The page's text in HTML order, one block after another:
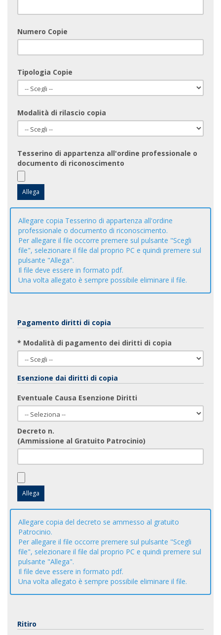
Numero Copie
Tipologia Copie
Modalità di rilascio copia
Tesserino di appartenza all'ordine professionale o
documento di riconoscimento
Allegare copia Tesserino di appartenza all'ordine
professionale o documento di riconoscimento.
Per allegare il file occorre premere sul pulsante "Scegli
file", selezionare il file dal proprio PC e quindi premere sul
pulsante "Allega".
Il file deve essere in formato pdf.
Una volta allegato è sempre possibile eliminare il file.
Pagamento diritti di copia
* Modalità di pagamento dei diritti di copia
Esenzione dai diritti di copia
Eventuale Causa Esenzione Diritti
Decreto n.
(Ammissione al Gratuito Patrocinio)
Allegare copia del decreto se ammesso al gratuito
Patrocinio.
Per allegare il file occorre premere sul pulsante "Scegli
file", selezionare il file dal proprio PC e quindi premere sul
pulsante "Allega".
Il file deve essere in formato pdf.
Una volta allegato è sempre possibile eliminare il file.
Ritiro